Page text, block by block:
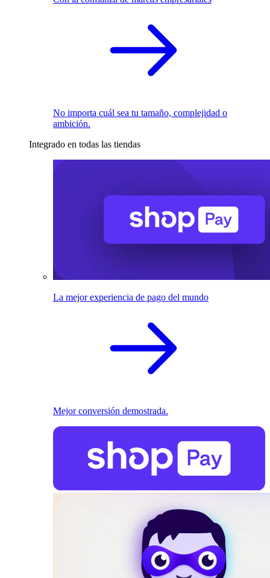
No importa cuál sea tu tamaño, complejidad o
ambición.
Integrado en todas las tiendas
La mejor experiencia de pago del mundo
Mejor conversión demostrada.